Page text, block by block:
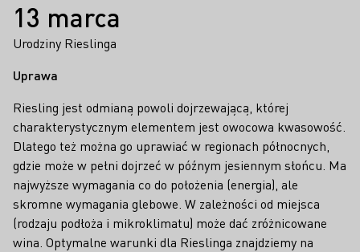
13 marca
Urodziny Rieslinga
Uprawa
Riesling jest odmianą powoli dojrzewającą, której
charakterystycznym elementem jest owocowa kwasowość.
Dlatego też można go uprawiać w regionach północnych,
gdzie może w pełni dojrzeć w późnym jesiennym słońcu. Ma
najwyższe wymagania co do położenia (energia), ale
skromne wymagania glebowe. W zależności od miejsca
(rodzaju podłoża i mikroklimatu) może dać zróżnicowane
wina. Optymalne warunki dla Rieslinga znajdziemy na